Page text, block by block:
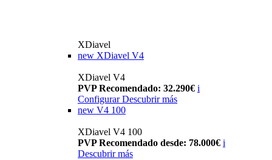
XDiavel
new XDiavel V4
XDiavel V4
PVP Recomendado: 32.290€ i
Configurar Descubrir más
new V4 100
XDiavel V4 100
PVP Recomendado desde: 78.000€ i
Descubrir más